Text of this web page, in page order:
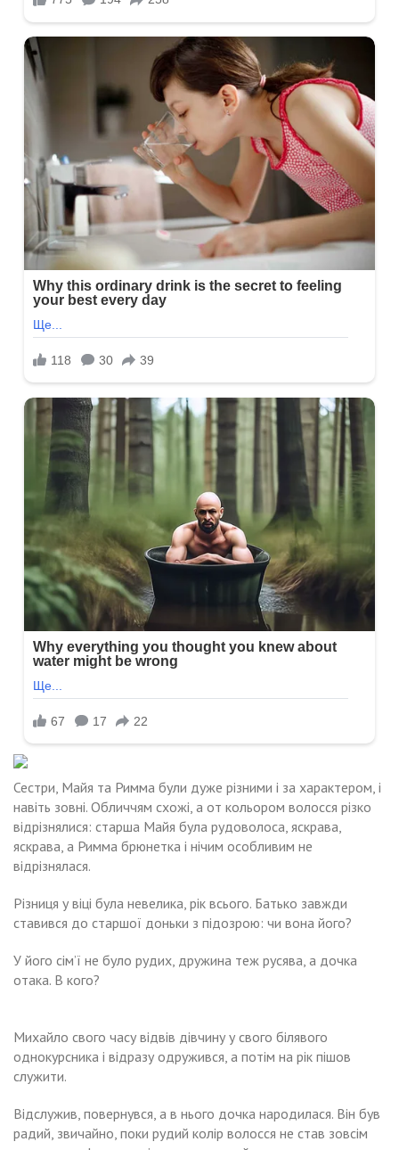
Сестри, Майя та Римма були дуже різними і за характером, і
навіть зовні. Обличчям схожі, а от кольором волосся різко
відрізнялися: старша Майя була рудоволоса, яскрава,
яскрава, а Римма брюнетка і нічим особливим не
відрізнялася.
Різниця у віці була невелика, рік всього. Батько завжди
ставився до старшої доньки з підозрою: чи вона його?
У його сім’ї не було рудих, дружина теж русява, а дочка
отака. В кого?
Михайло свого часу відвів дівчину у свого білявого
однокурсника і відразу одружився, а потім на рік пішов
служити.
Відслужив, повернувся, а в нього дочка народилася. Він був
радий, звичайно, поки рудий колір волосся не став зовсім